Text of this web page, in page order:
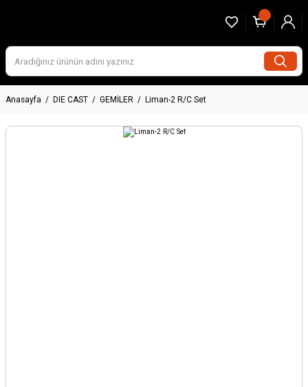
Anasayfa DIE CAST GEMİLER Liman-2 R/C Set